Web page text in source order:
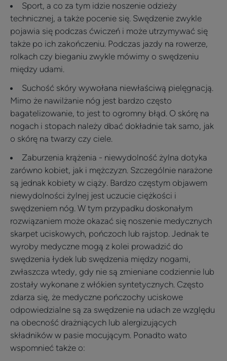
Sport, a co za tym idzie noszenie odzieży
technicznej, a także pocenie się. Swędzenie zwykle
pojawia się podczas ćwiczeń i może utrzymywać się
także po ich zakończeniu. Podczas jazdy na rowerze,
rolkach czy bieganiu zwykle mówimy o swędzeniu
między udami.
Suchość skóry wywołana niewłaściwą pielęgnacją.
Mimo że nawilżanie nóg jest bardzo często
bagatelizowanie, to jest to ogromny błąd. O skórę na
nogach i stopach należy dbać dokładnie tak samo, jak
o skórę na twarzy czy ciele.
Zaburzenia krążenia - niewydolność żylna dotyka
zarówno kobiet, jak i mężczyzn. Szczególnie narażone
są jednak kobiety w ciąży. Bardzo częstym objawem
niewydolności żylnej jest uczucie ciężkości i
swędzeniem nóg. W tym przypadku doskonałym
rozwiązaniem może okazać się noszenie medycznych
skarpet uciskowych, pończoch lub rajstop. Jednak te
wyroby medyczne mogą z kolei prowadzić do
swędzenia łydek lub swędzenia między nogami,
zwłaszcza wtedy, gdy nie są zmieniane codziennie lub
zostały wykonane z włókien syntetycznych. Często
zdarza się, że medyczne pończochy uciskowe
odpowiedzialne są za swędzenie na udach ze względu
na obecność drażniących lub alergizujących
składników w pasie mocującym. Ponadto wato
wspomnieć także o: